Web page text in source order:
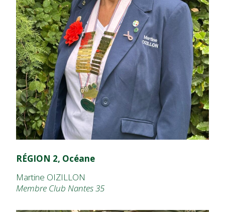
RÉGION 2, Océane
Martine OIZILLON
Membre Club Nantes 35